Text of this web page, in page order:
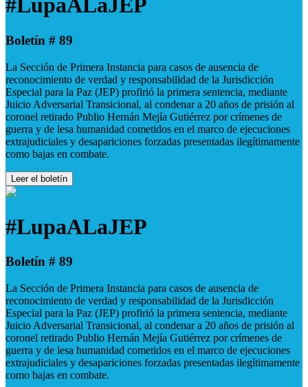
#LupaALaJEP
Boletín # 89
La Sección de Primera Instancia para casos de ausencia de
reconocimiento de verdad y responsabilidad de la Jurisdicción
Especial para la Paz (JEP) profirió la primera sentencia, mediante
Juicio Adversarial Transicional, al condenar a 20 años de prisión al
coronel retirado Publio Hernán Mejía Gutiérrez por crímenes de
guerra y de lesa humanidad cometidos en el marco de ejecuciones
extrajudiciales y desapariciones forzadas presentadas ilegítimamente
como bajas en combate.
Leer el boletín
#LupaALaJEP
Boletín # 89
La Sección de Primera Instancia para casos de ausencia de
reconocimiento de verdad y responsabilidad de la Jurisdicción
Especial para la Paz (JEP) profirió la primera sentencia, mediante
Juicio Adversarial Transicional, al condenar a 20 años de prisión al
coronel retirado Publio Hernán Mejía Gutiérrez por crímenes de
guerra y de lesa humanidad cometidos en el marco de ejecuciones
extrajudiciales y desapariciones forzadas presentadas ilegítimamente
como bajas en combate.